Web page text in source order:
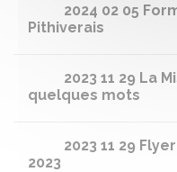
2024 02 05
Pithiverais
2023 11 29 La
quelques mots
2023 11 29
2023